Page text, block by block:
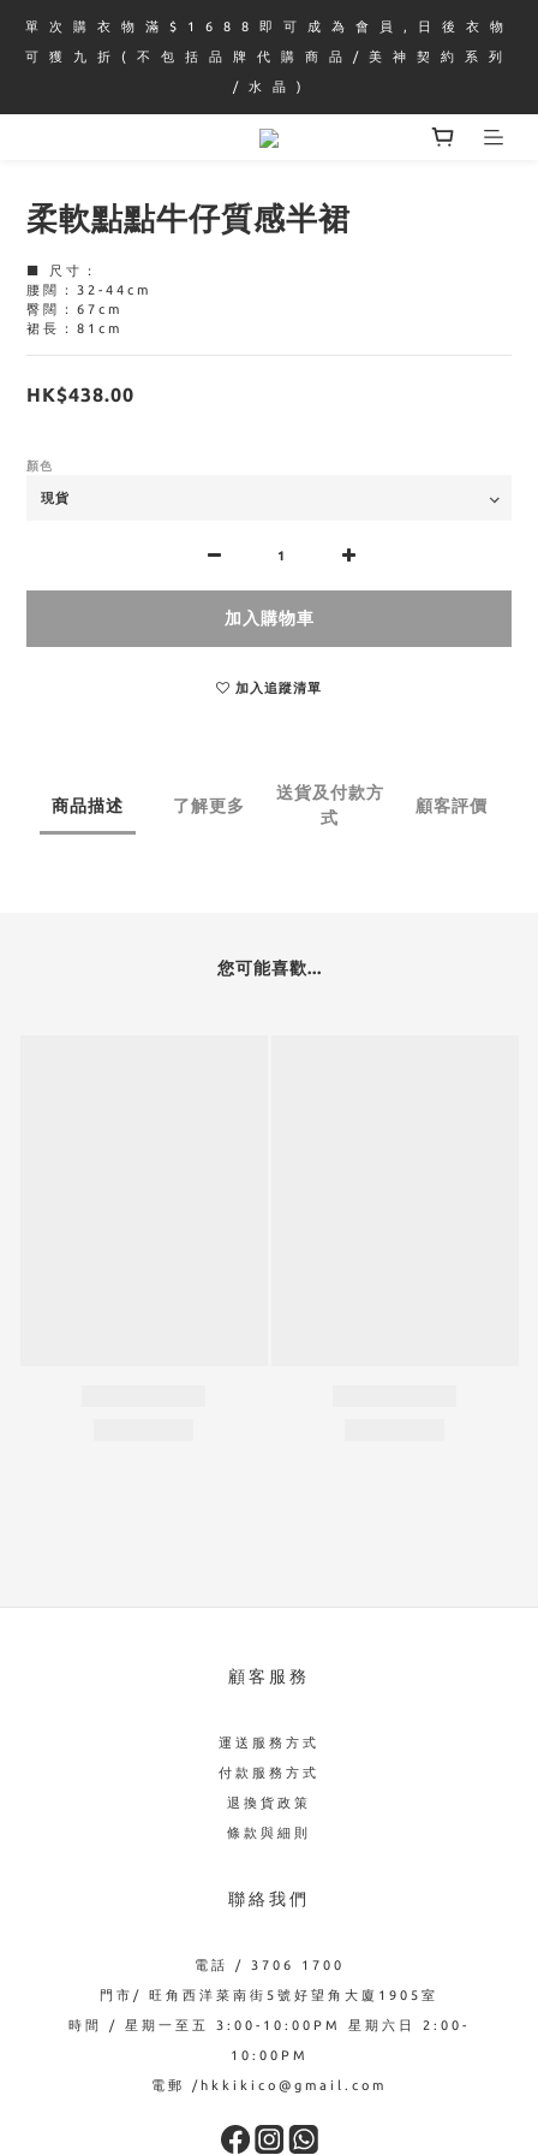
單 次 購 衣 物 滿 $ 1 6 8 8 即 可 成 為 會 員 , 日 後 衣 物
可 獲 九 折 ( 不 包 括 品 牌 代 購 商 品 / 美 神 契 約 系 列
/ 水 晶 )
柔軟點點牛仔質感半裙
■ 尺寸：
腰闊：32-44cm
臀闊：67cm
裙長：81cm
HK$438.00
顏色
加入購物車
加入追蹤清單
商品描述 了解更多
送貨及付款方
式
顧客評價
您可能喜歡...
顧客服務
運送服務方式
付款服務方式
退換貨政策
條款與細則
聯絡我們
電話 / 3706 1700
門市/ 旺角西洋菜南街5號好望角大廈1905室
時間 / 星期一至五 3:00-10:00PM 星期六日 2:00-
10:00PM
電郵 /hkkikico@gmail.com